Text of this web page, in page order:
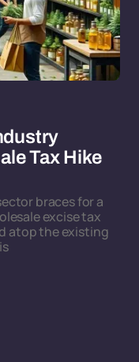
Tax Hike
braces for a
excise tax
atop the existing